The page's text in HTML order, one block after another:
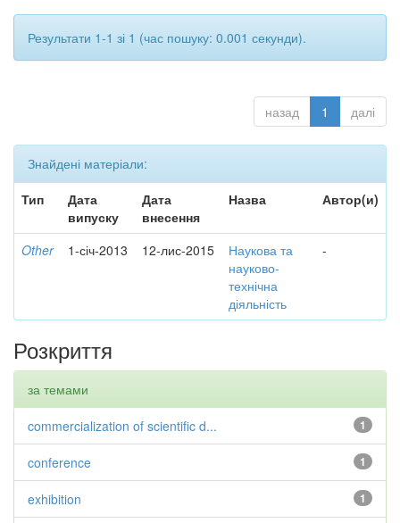
Результати 1-1 зі 1 (час пошуку: 0.001 секунди).
назад 1 далі
Знайдені матеріали:
Тип
Дата
випуску
Дата
внесення
Назва Автор(и)
Other 1-січ-2013 12-лис-2015
Наукова та
науково-
технічна
діяльність
-
Розкриття
за темами
1
commercialization of scientific d...
1
conference
1
exhibition